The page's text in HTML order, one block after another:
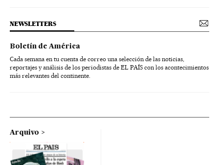
NEWSLETTERS
Boletín de América
Cada semana en tu cuenta de correo una selección de las noticias,
reportajes y análisis de los periodistas de EL PAÍS con los acontecimientos
más relevantes del continente.
Arquivo